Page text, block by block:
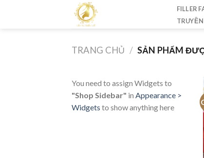
FILLER
TRANG CHỦ / SẢN PHẨM
You need to assign Widgets to
"Shop Sidebar" in Appearance >
Widgets to show anything here